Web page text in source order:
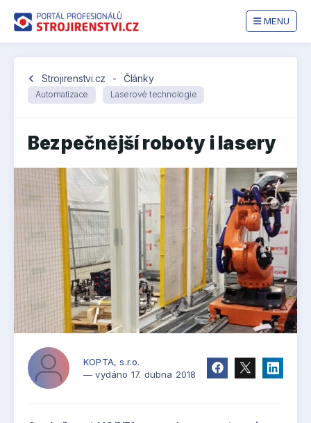
MENU
chevron_left Strojirenstvi.cz - Články
Automatizace Laserové technologie
Bezpečnější roboty i lasery
KOPTA, s.r.o.
— vydáno 17. dubna 2018